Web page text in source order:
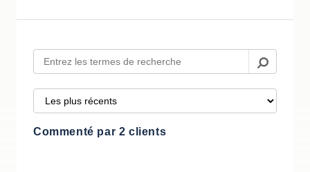
Commenté par 2 clients